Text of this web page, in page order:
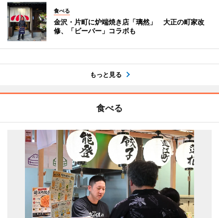
食べる
金沢・片町に炉端焼き店「璃然」 大正の町家改
修、「ビーバー」コラボも
もっと見る
食べる